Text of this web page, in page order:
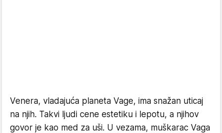
Venera, vladajuća planeta Vage, ima snažan uticaj
na njih. Takvi ljudi cene estetiku i lepotu, a njihov
govor je kao med za uši. U vezama, muškarac Vaga